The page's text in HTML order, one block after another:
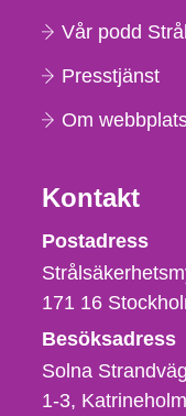
Vår podd
Presstjänst
Om
Kontakt
Postadress
171 16
Besöksadress
Solna
1-3 Katrineholm